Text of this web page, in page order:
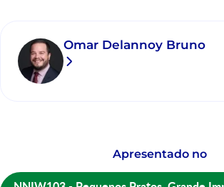
Omar Delannoy Bruno
Apresentado no